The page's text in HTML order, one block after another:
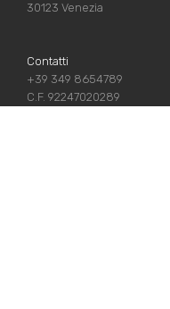
30123 Venezia
Contatti
+39 349 8654789
C.F. 92247020289